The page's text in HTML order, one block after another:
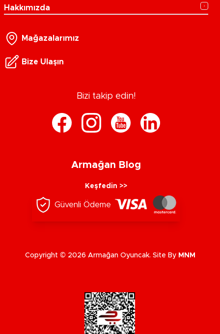
Hakkımızda
Mağazalarımız
Bize Ulaşın
Bizi takip edin!
Armağan Blog
Keşfedin >>
Güvenli Ödeme
Copyright © 2026 Armağan Oyuncak. Site By MNM